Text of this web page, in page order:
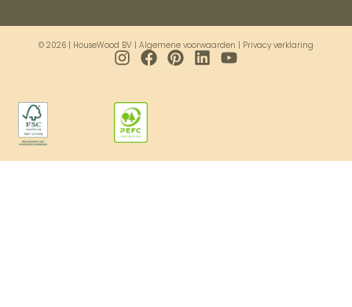
© 2026 | HouseWood BV | Algemene voorwaarden | Privacy verklaring